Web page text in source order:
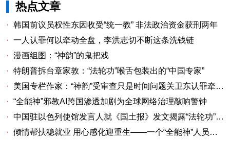
热点文章
· 韩国前议员权性东因收受“统一教” 非法政治资金获刑两年
· 一人认罪何以牵动全盘，李洪志切不断这条洗钱链
· 漫画组图：“神韵”的鬼把戏
· 特朗普拆台章家敦：“法轮功”喉舌包装出的“中国专家”
·
美国专栏作家：“神韵”受审查只是时间问题关卫东认罪牵出与《大纪元时报》资金链条
· “全能神”邪教AI跨国渗透加剧为全球网络治理敲响警钟
· 中国驻以色列使馆发言人就《国土报》发文揭露“法轮功”邪教本质答记者问
· 倾情帮扶稳就业 用心感化迎重生——一个“全能神”人员的重生